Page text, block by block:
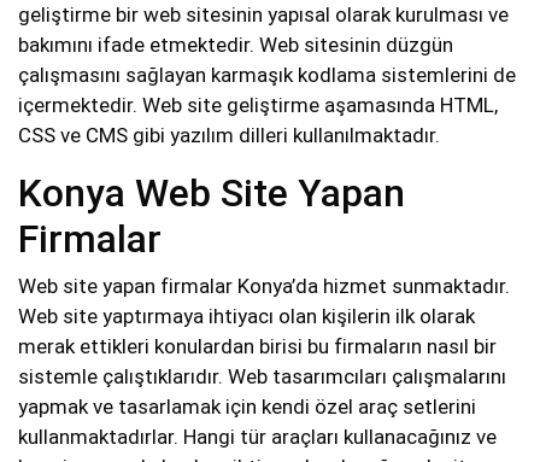
geliştirme bir web sitesinin yapısal olarak kurulması ve
bakımını ifade etmektedir. Web sitesinin düzgün
çalışmasını sağlayan karmaşık kodlama sistemlerini de
içermektedir. Web site geliştirme aşamasında HTML,
CSS ve CMS gibi yazılım dilleri kullanılmaktadır.
Konya Web Site Yapan
Firmalar
Web site yapan firmalar Konya’da hizmet sunmaktadır.
Web site yaptırmaya ihtiyacı olan kişilerin ilk olarak
merak ettikleri konulardan birisi bu firmaların nasıl bir
sistemle çalıştıklarıdır. Web tasarımcıları çalışmalarını
yapmak ve tasarlamak için kendi özel araç setlerini
kullanmaktadırlar. Hangi tür araçları kullanacağınız ve